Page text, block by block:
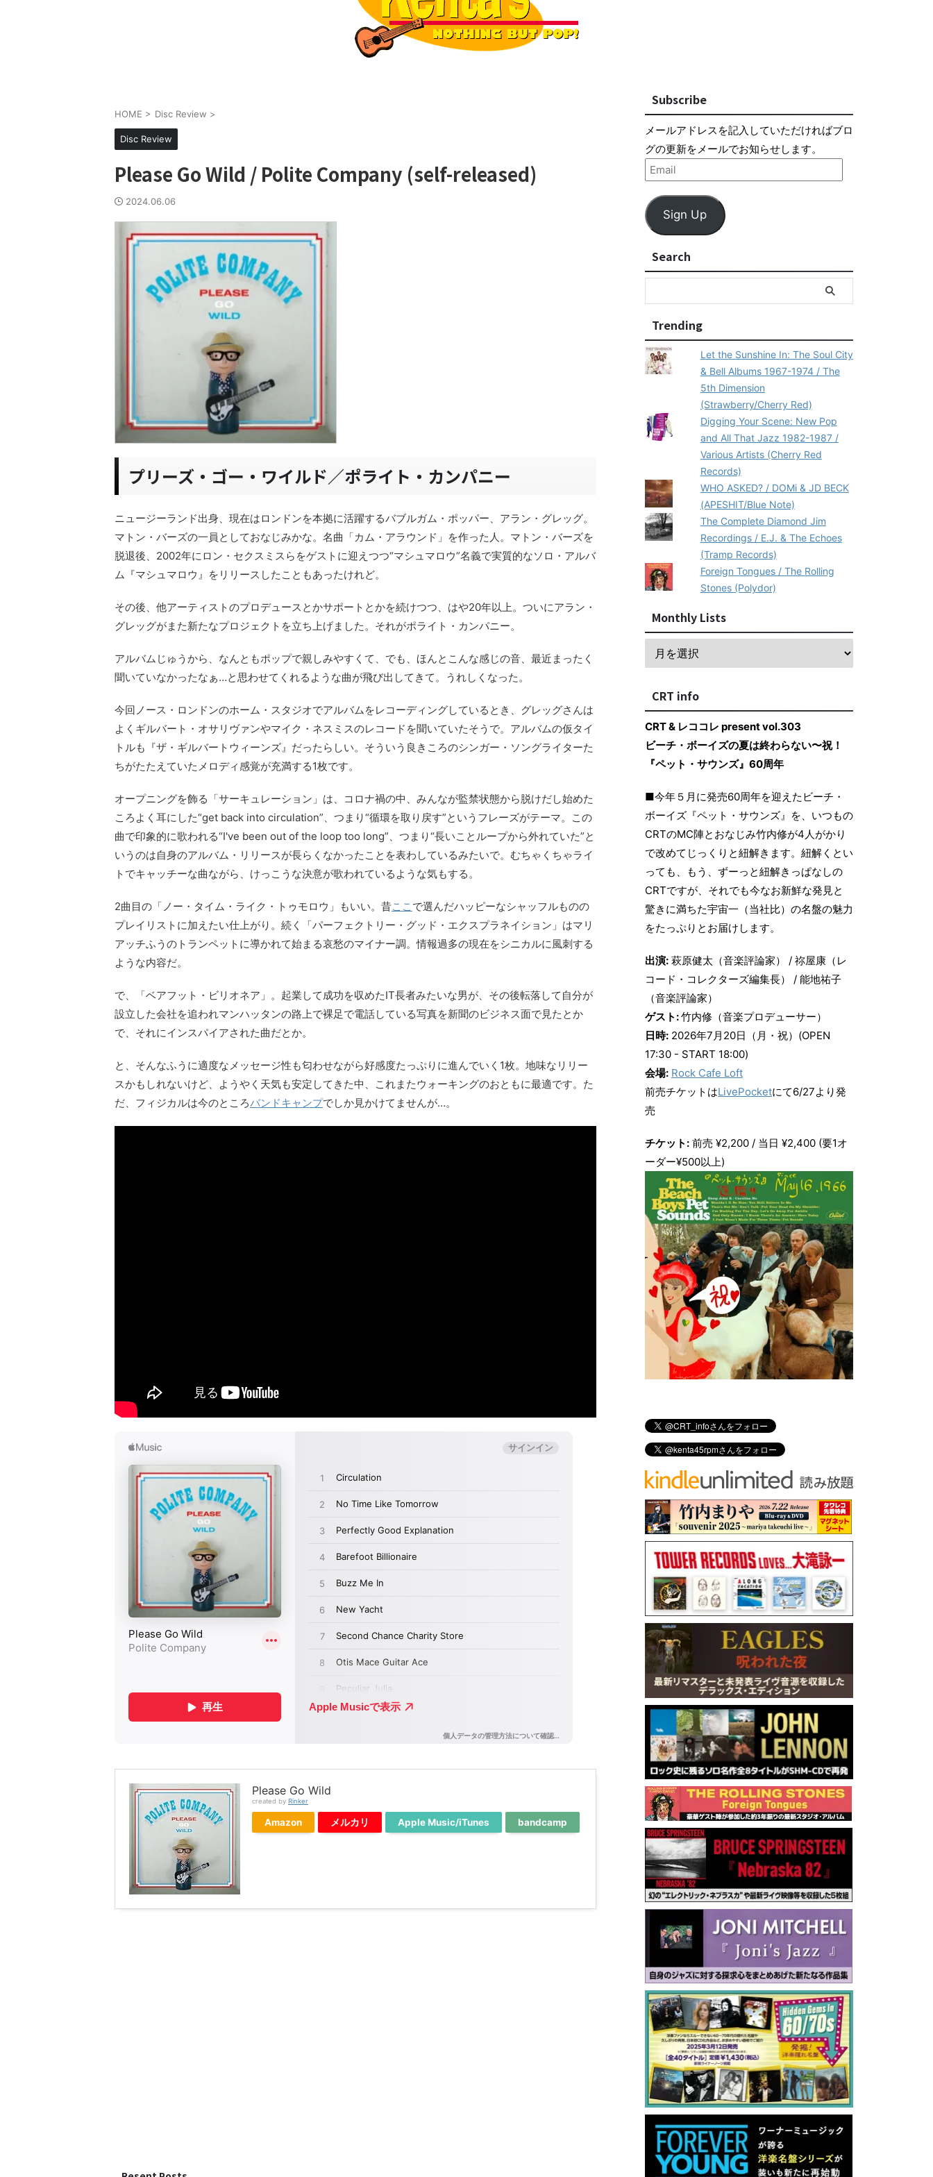
HOME > Disc Review >
Disc Review
Please Go Wild / Polite Company (self-released)
2024.06.06
プリーズ・ゴー・ワイルド／ポライト・カンパニー
ニュージーランド出身、現在はロンドンを本拠に活躍するバブルガム・ポッパー、アラン・グレッグ。
マトン・バーズの一員としておなじみかな。名曲「カム・アラウンド」を作った人。マトン・バーズを
脱退後、2002年にロン・セクスミスらをゲストに迎えつつ“マシュマロウ”名義で実質的なソロ・アルバ
ム『マシュマロウ』をリリースしたこともあったけれど。
その後、他アーティストのプロデュースとかサポートとかを続けつつ、はや20年以上。ついにアラン・
グレッグがまた新たなプロジェクトを立ち上げました。それがポライト・カンパニー。
アルバムじゅうから、なんともポップで親しみやすくて、でも、ほんとこんな感じの音、最近まったく
聞いていなかったなぁ…と思わせてくれるような曲が飛び出してきて。うれしくなった。
今回ノース・ロンドンのホーム・スタジオでアルバムをレコーディングしているとき、グレッグさんは
よくギルバート・オサリヴァンやマイク・ネスミスのレコードを聞いていたそうで。アルバムの仮タイ
トルも『ザ・ギルバートウィーンズ』だったらしい。そういう良きころのシンガー・ソングライターた
ちがたたえていたメロディ感覚が充満する1枚です。
オープニングを飾る「サーキュレーション」は、コロナ禍の中、みんなが監禁状態から脱けだし始めた
ころよく耳にした“get back into circulation”、つまり“循環を取り戻す”というフレーズがテーマ。この
曲で印象的に歌われる“I've been out of the loop too long”、つまり“長いことループから外れていた”と
いうのは自身のアルバム・リリースが長らくなかったことを表わしているみたいで。むちゃくちゃライ
トでキャッチーな曲ながら、けっこうな決意が歌われているような気もする。
2曲目の「ノー・タイム・ライク・トゥモロウ」もいい。昔ここ で選んだハッピーなシャッフルものの
プレイリストに加えたい仕上がり。続く「パーフェクトリー・グッド・エクスプラネイション」はマリ
アッチふうのトランペットに導かれて始まる哀愁のマイナー調。情報過多の現在をシニカルに風刺する
ような内容だ。
で、「ベアフット・ビリオネア」。起業して成功を収めたIT長者みたいな男が、その後転落して自分が
設立した会社を追われマンハッタンの路上で裸足で電話している写真を新聞のビジネス面で見たとか
で、それにインスパイアされた曲だとか。
と、そんなふうに適度なメッセージ性も匂わせながら好感度たっぷりに進んでいく1枚。地味なリリー
スかもしれないけど、ようやく天気も安定してきた中、これまたウォーキングのおともに最適です。た
だ、フィジカルは今のところバンドキャンプでしか見かけてませんが…。
Please Go Wild
created by Rinker
Amazon メルカリ Apple Music/iTunes bandcamp
Subscribe
メールアドレスを記入していただければブロ
グの更新をメールでお知らせします。
Sign Up
Search
Trending
Let the Sunshine In: The Soul City
& Bell Albums 1967-1974 / The
5th Dimension
(Strawberry/Cherry Red)
Digging Your Scene: New Pop
and All That Jazz 1982-1987 /
Various Artists (Cherry Red
Records)
WHO ASKED? / DOMi & JD BECK
(APESHIT/Blue Note)
The Complete Diamond Jim
Recordings / E.J. & The Echoes
(Tramp Records)
Foreign Tongues / The Rolling
Stones (Polydor)
Monthly Lists
CRT info
CRT & レココレ present vol.303
ビーチ・ボーイズの夏は終わらない〜祝！
『ペット・サウンズ』60周年
■今年５月に発売60周年を迎えたビーチ・
ボーイズ『ペット・サウンズ』を、いつもの
CRTのMC陣とおなじみ竹内修が4人がかり
で改めてじっくりと紐解きます。紐解くとい
っても、もう、ずーっと紐解きっぱなしの
CRTですが、それでも今なお新鮮な発見と
驚きに満ちた宇宙一（当社比）の名盤の魅力
をたっぷりとお届けします。
出演: 萩原健太（音楽評論家） / 祢屋康（レ
コード・コレクターズ編集長） / 能地祐子
（音楽評論家）
ゲスト:竹内修（音楽プロデューサー）
日時: 2026年7月20日（月・祝）(OPEN
17:30 - START 18:00)
会場: Rock Cafe Loft
前売チケットはLivePocketにて6/27より発
売
チケット: 前売 ¥2,200 / 当日 ¥2,400 (要1オ
ーダー¥500以上)